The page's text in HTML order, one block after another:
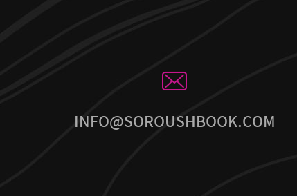
INFO@SOROUSHBOOK.COM